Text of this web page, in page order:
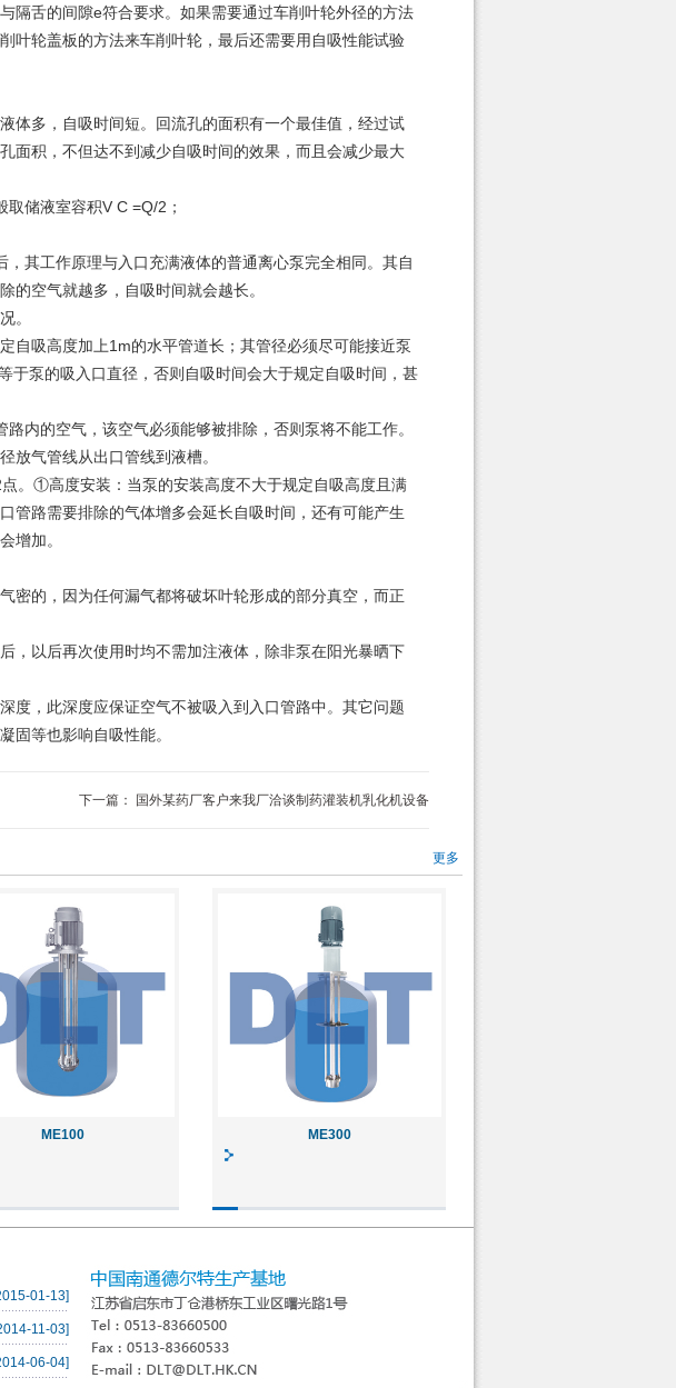
隔舌的间隙e符合要求。如果需要通过车削叶轮外径的方法
叶轮盖板的方法来车削叶轮，最后还需要用自吸性能试验
多，自吸时间短。回流孔的面积有一个最佳值，经过试
面积，不但达不到减少自吸时间的效果，而且会减少最大
储液室容积V C =Q/2；
其工作原理与入口充满液体的普通离心泵完全相同。其自
的空气就越多，自吸时间就会越长。
。
吸高度加上1m的水平管道长；其管径必须尽可能接近泵
于泵的吸入口直径，否则自吸时间会大于规定自吸时间，甚
的空气，该空气必须能够被排除，否则泵将不能工作。
放气管线从出口管线到液槽。
。①高度安装：当泵的安装高度不大于规定自吸高度且满
管路需要排除的气体增多会延长自吸时间，还有可能产生
增加。
的，因为任何漏气都将破坏叶轮形成的部分真空，而正
以后再次使用时均不需加注液体，除非泵在阳光暴晒下
，此深度应保证空气不被吸入到入口管路中。其它问题
固等也影响自吸性能。
下一篇： 国外某药厂客户来我厂洽谈制药灌装机乳化机设备
更多
ME100 ME300
01-13]
11-03]
06-04]